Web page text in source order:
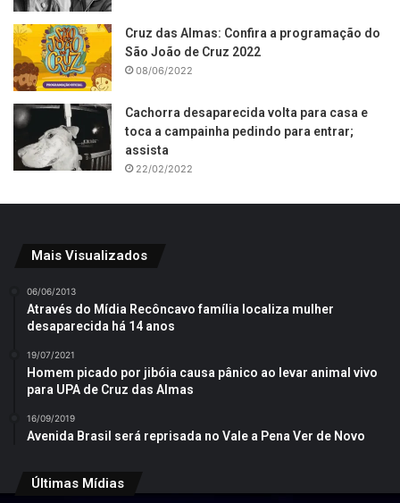
Cruz das Almas: Confira a programação do
São João de Cruz 2022
08/06/2022
Cachorra desaparecida volta para casa e
toca a campainha pedindo para entrar;
assista
22/02/2022
Mais Visualizados
06/06/2013
Através do Mídia Recôncavo família localiza mulher
desaparecida há 14 anos
19/07/2021
Homem picado por jibóia causa pânico ao levar animal vivo
para UPA de Cruz das Almas
16/09/2019
Avenida Brasil será reprisada no Vale a Pena Ver de Novo
Últimas Mídias